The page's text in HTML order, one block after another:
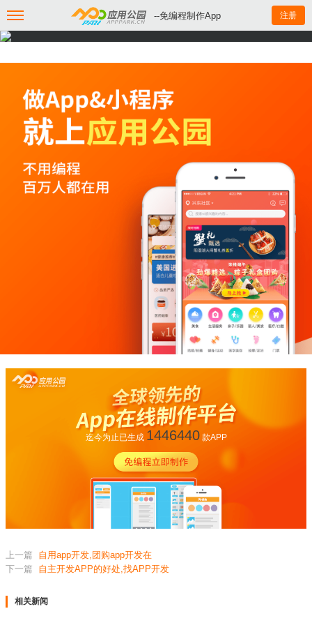
--免编程制作App 注册
迄今为止已生成 1446440款APP
上一篇
自用app开发,团购app开发在
下一篇
自主开发APP的好处,找APP开发
相关新闻